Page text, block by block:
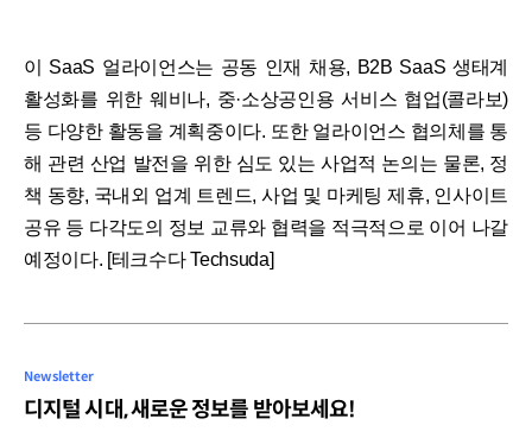
이 SaaS 얼라이언스는 공동 인재 채용, B2B SaaS 생태계
활성화를 위한 웨비나, 중·소상공인용 서비스 협업(콜라보)
등 다양한 활동을 계획중이다. 또한 얼라이언스 협의체를 통
해 관련 산업 발전을 위한 심도 있는 사업적 논의는 물론, 정
책 동향, 국내외 업계 트렌드, 사업 및 마케팅 제휴, 인사이트
공유 등 다각도의 정보 교류와 협력을 적극적으로 이어 나갈
예정이다. [테크수다 Techsuda]
Newsletter
디지털 시대, 새로운 정보를 받아보세요!